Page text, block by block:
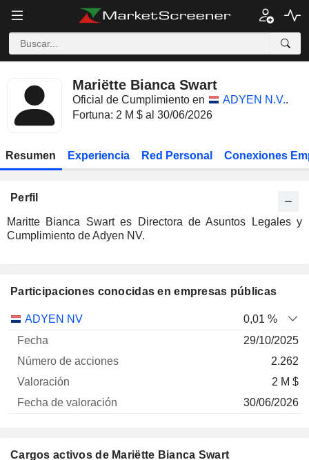
Mariëtte Bianca Swart
Oficial de Cumplimiento en ADYEN N.V..
Fortuna: 2 M $ al 30/06/2026
Resumen Experiencia Red Personal Conexiones
Perfil
Maritte Bianca Swart es Directora de Asuntos Legales y
Cumplimiento de Adyen NV.
Participaciones conocidas en empresas públicas
Empresa
valoración
ADYEN NV
0,01 %
29/10/2025
2.262
2 M $
30/06/2026
Cargos activos de Mariëtte Bianca Swart